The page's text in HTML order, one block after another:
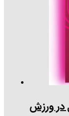
در ورزش